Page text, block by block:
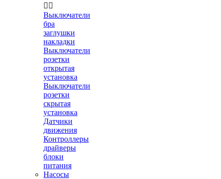
 
Выключатели
бра
заглушки
накладки
Выключатели
розетки
открытая
установка
Выключатели
розетки
скрытая
установка
Датчики
движения
Контроллеры
драйверы
блоки
питания
Насосы